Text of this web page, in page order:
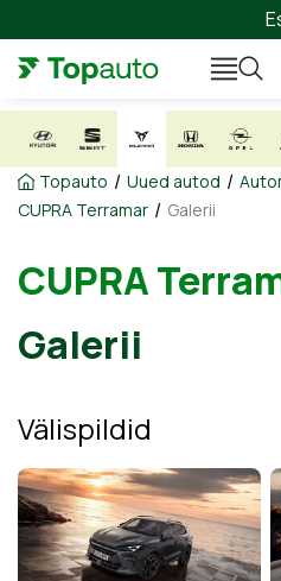
Topauto / Uued autod /
CUPRA Terramar / Galerii
CUPRA
Galerii
Välispildid